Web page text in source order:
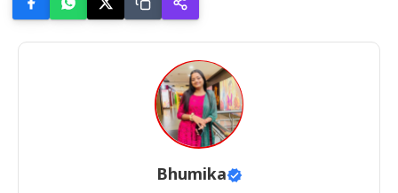
Bhumika